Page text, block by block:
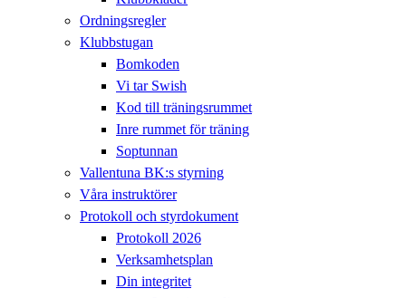
Ordningsregler
Klubbstugan
Bomkoden
Vi tar Swish
Kod till träningsrummet
Inre rummet för träning
Soptunnan
Vallentuna BK:s styrning
Våra instruktörer
Protokoll och styrdokument
Protokoll 2026
Verksamhetsplan
Din integritet